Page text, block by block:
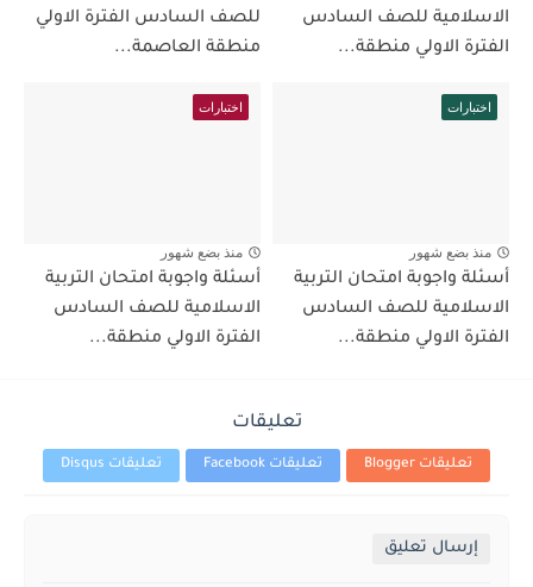
الاسلامية للصف السادس
الفترة الاولي منطقة...
للصف السادس الفترة الاولي
منطقة العاصمة...
اختبارات
منذ بضع شهور
أسئلة واجوبة امتحان التربية
الاسلامية للصف السادس
الفترة الاولي منطقة...
اختبارات
منذ بضع شهور
أسئلة واجوبة امتحان التربية
الاسلامية للصف السادس
الفترة الاولي منطقة...
تعليقات
تعليقات Blogger تعليقات Facebook تعليقات Disqus
إرسال تعليق